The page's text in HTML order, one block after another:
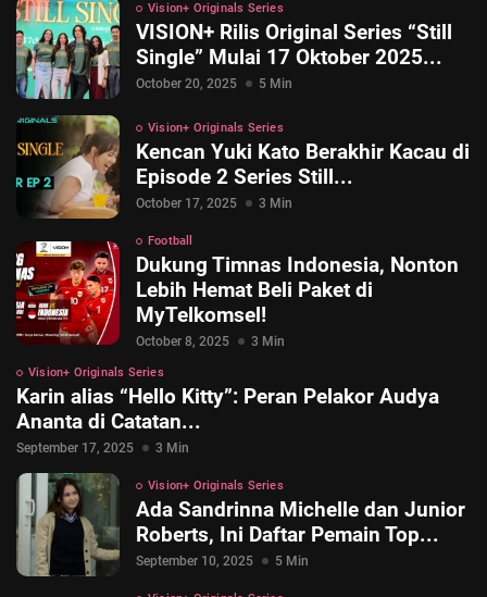
© 2026 Vision+. All rights reserved.
Vision+ Originals Series
VISION+ Rilis Original Series “Still
Single” Mulai 17 Oktober 2025...
October 20, 2025 5 Min
Vision+ Originals Series
Kencan Yuki Kato Berakhir Kacau di
Episode 2 Series Still...
October 17, 2025 3 Min
Football
Dukung Timnas Indonesia, Nonton
Lebih Hemat Beli Paket di
MyTelkomsel!
October 8, 2025 3 Min
Vision+ Originals Series
Karin alias “Hello Kitty”: Peran Pelakor Audya
Ananta di Catatan...
September 17, 2025 3 Min
Vision+ Originals Series
Ada Sandrinna Michelle dan Junior
Roberts, Ini Daftar Pemain Top...
September 10, 2025 5 Min